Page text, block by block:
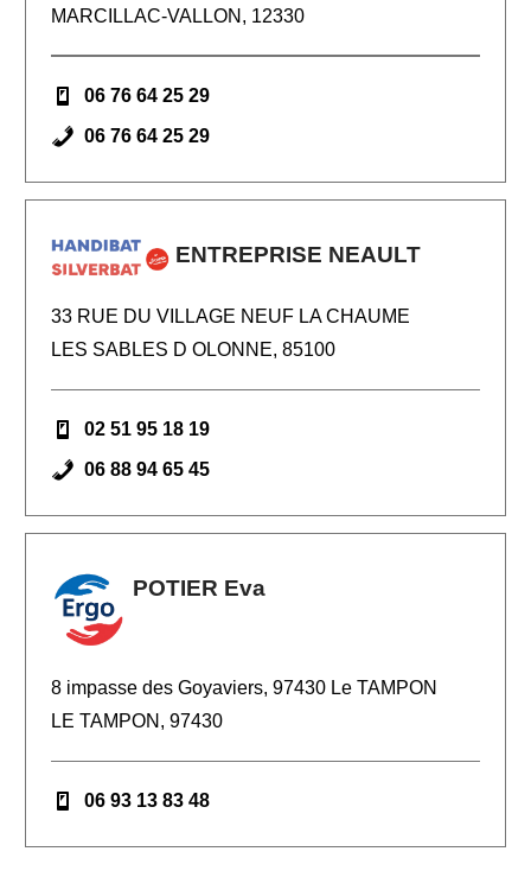
MARCILLAC-VALLON, 12330
06 76 64 25 29
06 76 64 25 29
ENTREPRISE NEAULT
33 RUE DU VILLAGE NEUF LA CHAUME
LES SABLES D OLONNE, 85100
02 51 95 18 19
06 88 94 65 45
POTIER Eva
8 impasse des Goyaviers, 97430 Le TAMPON
LE TAMPON, 97430
06 93 13 83 48